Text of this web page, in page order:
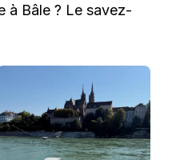
à Bâle ? Le savez-